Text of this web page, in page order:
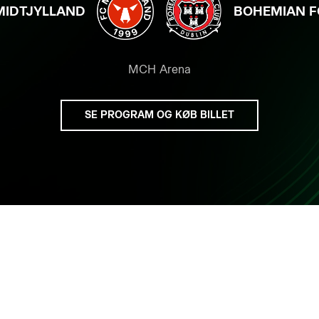
BOHEMIAN
MCH Arena
SE PROGRAM OG KØB BILLET